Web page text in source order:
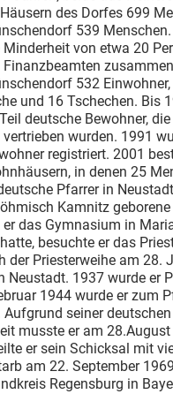
des Dorfes 699
539
von etwa 20
532
und 16 Tschechen. Bis
deutsche Bewohner,
wurden. 1991
registriert. 2001
in denen 25
Pfarrer in
Kamnitz
er das Gymnasium in
besuchte er das
der Priesterweihe am 28.
Neustadt. 1937 wurde er
1944 wurde er zum
seiner deutschen
musste er am
er sein Schicksal mit
am 22. September
Regensburg in